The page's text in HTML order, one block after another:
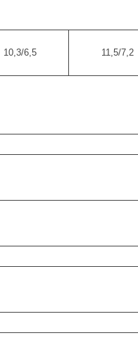
10,3/6,5 11,5/7,2